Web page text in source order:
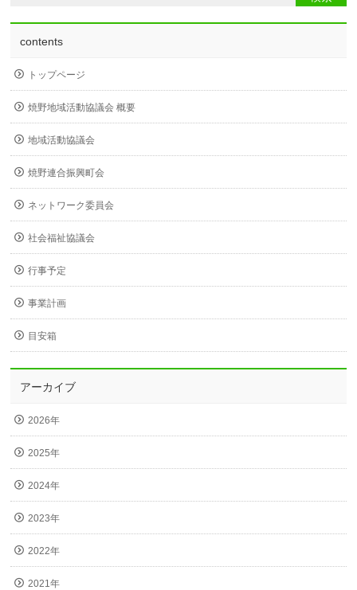
contents
トップページ
焼野地域活動協議会 概要
地域活動協議会
焼野連合振興町会
ネットワーク委員会
社会福祉協議会
行事予定
事業計画
目安箱
アーカイブ
2026年
2025年
2024年
2023年
2022年
2021年